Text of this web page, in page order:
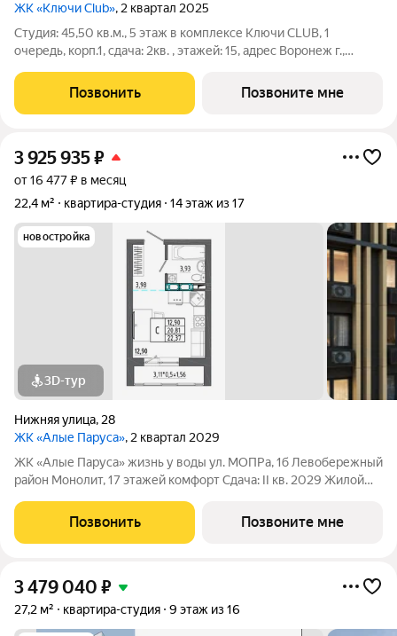
ЖК «Ключи Club», 2 квартал 2025
Студия: 45,50 кв.м., 5 этаж в комплексе Ключи CLUB, 1
очередь, корп.1, сдача: 2кв. , этажей: 15, адрес Воронеж г.,
полноценный мини-город из семи жилых комплексов,
насыщенный социальной и
Позвонить Позвоните мне
3 925 935₽
от 16 477 ₽ в месяц
22,4 м²
квартира-студия 14 этаж из 17
новостройка
3D-тур
Нижняя улица, 28
ЖК «Алые Паруса», 2 квартал 2029
ЖК «Алые Паруса» жизнь у воды ул. МОПРа, 1б Левобережный
район Монолит, 17 этажей комфорт Сдача: II кв. 2029 Жилой
До центра 1015 минут. Преимущества: Локация у воды и парка
Видовые
Позвонить Позвоните мне
3 479 040 ₽
27,2 м² квартира-студия 9 этаж из 16